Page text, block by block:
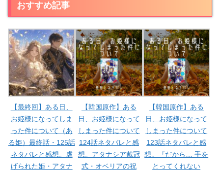
おすすめ記事
【最終回】ある日、
お姫様になってしま
った件について（あ
る姫）最終話・125話
ネタバレと感想。虐
げられた姫・アタナ
【韓国原作】ある
日、お姫様になって
しまった件について
124話ネタバレと感
想。アタナシア戴冠
式・オベリアの祝
【韓国原作】ある
日、お姫様になって
しまった件について
123話ネタバレと感
想。『だから… 手を
とってくれない